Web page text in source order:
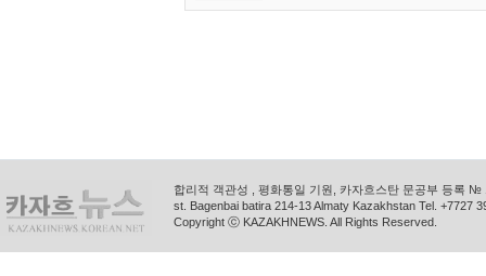
합리적 객관성 , 평화통일 기원, 카자흐스탄 문공부 등록
st. Bagenbai batira 214-13 Almaty Kazakhstan Tel. +7727
Copyright ⓒ KAZAKHNEWS. All Rights Reserved.